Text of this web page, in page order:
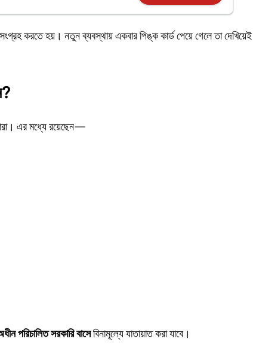
সংগ্রহ করতে হয়। নতুন ব্যবস্থায় একবার পিঙ্ক কার্ড পেয়ে গেলে তা দেখিয়েই
এর মধ্যে রয়েছেন—
পরিচালিতসরকারিবাসেবিনামূল্যে যাতায়াত করা যাবে।